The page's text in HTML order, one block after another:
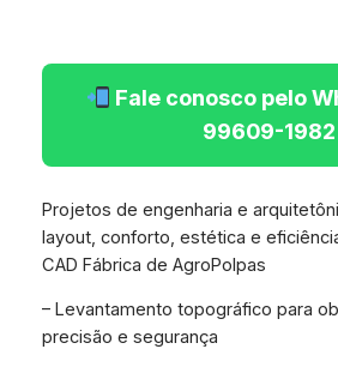
Fale conosco pelo
99609-1982
Projetos de engenharia e
layout, conforto, estética e
CAD Fábrica de AgroPolpas
– Levantamento topográfico para
precisão e segurança